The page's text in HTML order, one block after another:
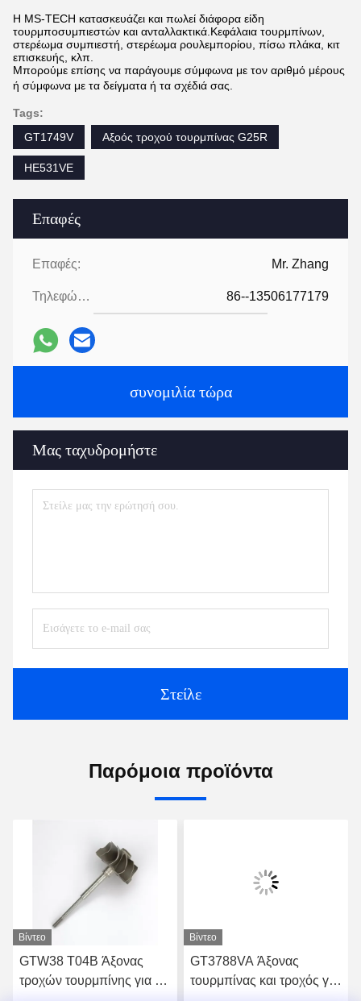
Επαφές
Επαφές: Mr. Zhang
Τηλεφώνημα: 86--13506177179
συνομιλία τώρα
Μας ταχυδρομήστε
Στείλε
Η MS-TECH κατασκευάζει και πωλεί διάφορα είδη
τουρμποσυμπιεστών και ανταλλακτικά.Κεφάλαια τουρμπίνων,
στερέωμα συμπιεστή, στερέωμα ρουλεμπορίου, πίσω πλάκα, κιτ
επισκευής, κλπ.
Μπορούμε επίσης να παράγουμε σύμφωνα με τον αριθμό μέρους
ή σύμφωνα με τα δείγματα ή τα σχέδιά σας.
Tags:
GT1749V
Αξοός τροχού τουρμπίνας G25R
HE531VE
Παρόμοια προϊόντα
Βίντεο
GTW38 T04B Άξονας
τροχών τουρμπίνης για τα
Βίντεο
GT3788VA Άξονας
τουρμπίνας και τροχός για